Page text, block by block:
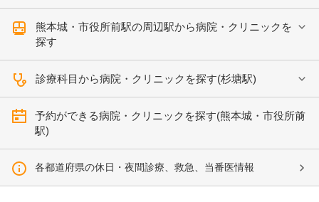
熊本城・市役所前駅の周辺駅から病院・クリニックを
探す
診療科目から病院・クリニックを探す(杉塘駅)
予約ができる病院・クリニックを探す(熊本城・市役所前
駅)
各都道府県の休日・夜間診療、救急、当番医情報